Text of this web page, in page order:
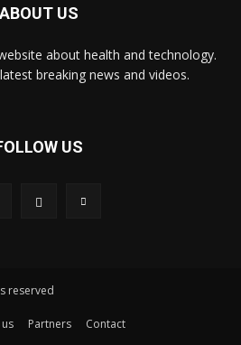
ABOUT US
about health and technology.
breaking news and videos.
US
reserved
Partners Contact